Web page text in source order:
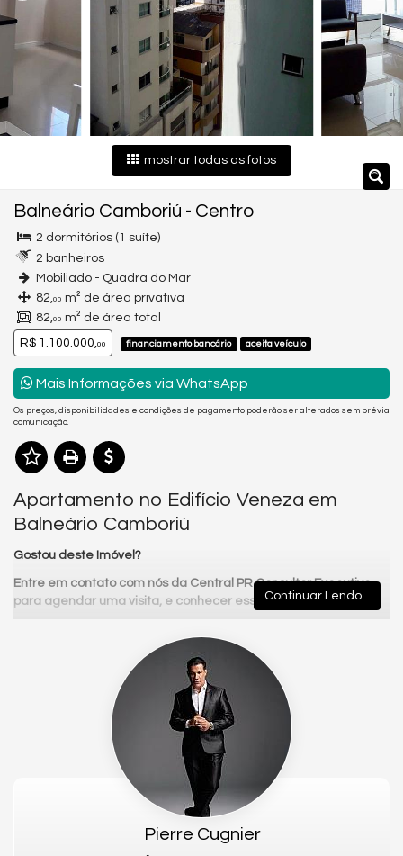
mostrar todas as fotos
Balneário Camboriú - Centro
2 dormitórios (1 suíte)
2 banheiros
Mobiliado - Quadra do Mar
82,00 m² de área privativa
82,00 m² de área total
R$ 1.100.000,00 financiamento bancário aceita veículo
Mais Informações via WhatsApp
Os preços, disponibilidades e condições de pagamento poderão ser alterados sem prévia
comunicação.
Apartamento no Edifício Veneza em
Balneário Camboriú
Gostou deste Imóvel?
Entre em contato com nós da Central PR Consultor Executivo
para agendar uma visita, e conhecer esse lindo Apartamento!
Design, trabalhamos com foco sempre nos melhores imóveis de
Balneário Camboriú e Região. Também garimpamos
oportunidades de investimentos para que você possa ter um
ótimo investimento com a maior segurança, assim realizando
Apartamento Mobiliado á 80 metros da Praia de Balneário Camboriú
Localizado a apenas 80 metros da praia, na quadra do mar, você
terá fácil acesso a tudo que Balneário Camboriú tem a oferecer.
SOBRE O APARTAMENTO:
Continuar Lendo...
Pierre Cugnier